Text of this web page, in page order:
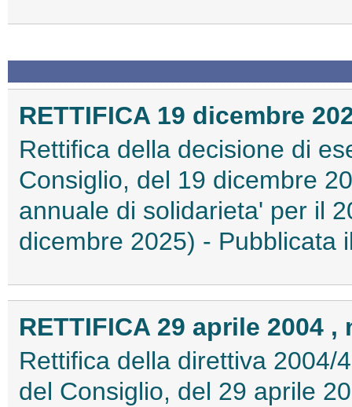
RETTIFICA 19 dicembre
Rettifica della decisione di
Consiglio, del 19 dicembre
annuale di solidarieta' per il
dicembre 2025) - Pubblicata
RETTIFICA 29 aprile 2004 ,
Rettifica della direttiva 2004/
del Consiglio, del 29 aprile